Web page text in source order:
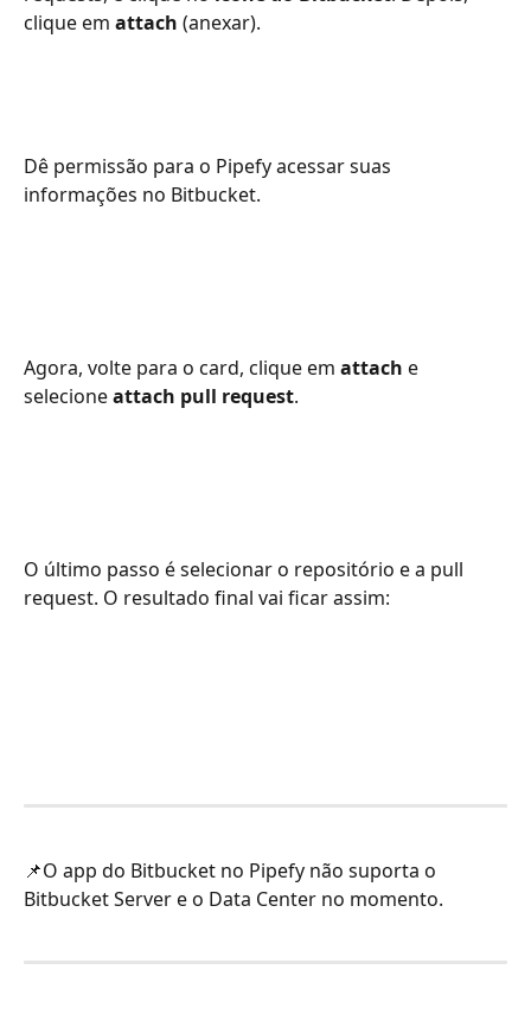
clique em attach (anexar).
Dê permissão para o Pipefy acessar suas
informações no Bitbucket.
Agora, volte para o card, clique em attach e
selecione attach pull request.
O último passo é selecionar o repositório e a pull
request. O resultado final vai ficar assim:
📌O app do Bitbucket no Pipefy não suporta o
Bitbucket Server e o Data Center no momento.